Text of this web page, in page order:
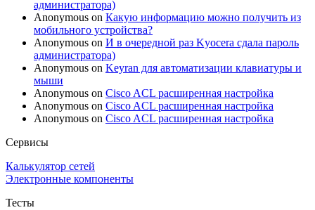
администратора)
Anonymous on Какую информацию можно получить из
мобильного устройства?
Anonymous on И в очередной раз Kyocera сдала пароль
администратора)
Anonymous on Keyran для автоматизации клавиатуры и
мыши
Anonymous on Cisco ACL расширенная настройка
Anonymous on Cisco ACL расширенная настройка
Anonymous on Cisco ACL расширенная настройка
Сервисы
Калькулятор сетей
Электронные компоненты
Тесты